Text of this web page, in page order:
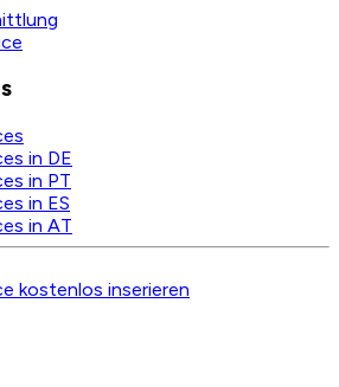
in DE
in PT
in ES
in AT
kostenlos inserieren